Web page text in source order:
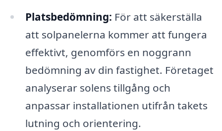
Platsbedömning: För att säkerställa
att solpanelerna kommer att fungera
effektivt, genomförs en noggrann
bedömning av din fastighet. Företaget
analyserar solens tillgång och
anpassar installationen utifrån takets
lutning och orientering.